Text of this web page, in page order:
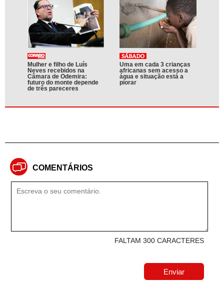
Mulher e filho de Luís
Neves recebidos na
Câmara de Odemira:
futuro do monte depende
de três pareceres
Uma em cada 3 crianças
africanas sem acesso a
água e situação está a
piorar
COMENTÁRIOS
FALTAM 300 CARACTERES